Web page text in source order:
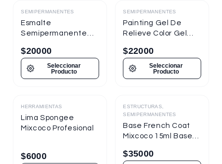
Destacado
SEMIPERMANENTES
Esmalte
Semipermanente
Semitraslúcido 7.5ml
Nueva Presentación
$20000
Seleccionar
Producto
Destacado
SEMIPERMANENTES
Painting Gel De
Relieve Color Gel
$22000
Seleccionar
Producto
Destacado
HERRAMIENTAS
Lima Spongee
Mixcoco Profesional
$6000
Destacado
ESTRUCTURAS,
SEMIPERMANENTES
Base French Coat
Mixcoco 15ml Base
$35000